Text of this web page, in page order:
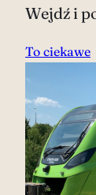
Wejdź i
To ciekawe